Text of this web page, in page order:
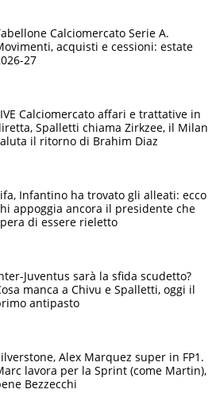
Calciomercato Serie A.
acquisti e cessioni: estate
27
Calciomercato affari e trattative in
Spalletti chiama Zirkzee, il Milan
il ritorno di Brahim Diaz
Infantino ha trovato gli alleati: ecco
appoggia ancora il presidente che
di essere rieletto
Juventus sarà la sfida scudetto?
manca a Chivu e Spalletti, oggi il
antipasto
Alex Marquez super in FP1.
lavora per la Sprint (come Martin),
Bezzecchi